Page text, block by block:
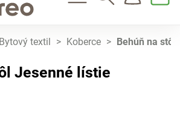
Bytový textil > Koberce > Behúň na
Jesenné lístie